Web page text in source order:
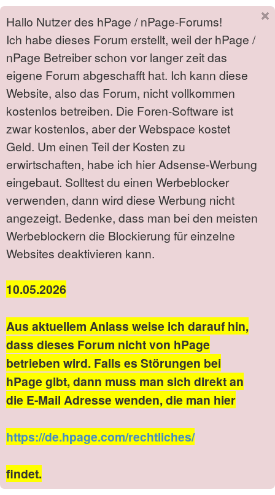
Hallo Nutzer des hPage / nPage-Forums!
Ich habe dieses Forum erstellt, weil der hPage /
nPage Betreiber schon vor langer zeit das
eigene Forum abgeschafft hat. Ich kann diese
Website, also das Forum, nicht vollkommen
kostenlos betreiben. Die Foren-Software ist
zwar kostenlos, aber der Webspace kostet
Geld. Um einen Teil der Kosten zu
erwirtschaften, habe ich hier Adsense-Werbung
eingebaut. Solltest du einen Werbeblocker
verwenden, dann wird diese Werbung nicht
angezeigt. Bedenke, dass man bei den meisten
Werbeblockern die Blockierung für einzelne
Websites deaktivieren kann.
10.05.2026
Aus aktuellem Anlass weise ich darauf hin,
dass dieses Forum nicht von hPage
betrieben wird. Falls es Störungen bei
hPage gibt, dann muss man sich direkt an
die E-Mail Adresse wenden, die man hier
https://de.hpage.com/rechtliches/
findet.